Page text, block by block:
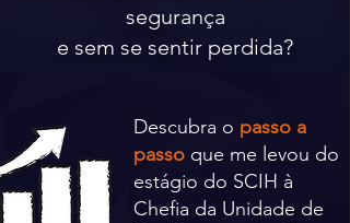
segurança
e sem se sentir perdida?
Descubra o passo a
passo que me levou do
estágio do SCIH à
Chefia da Unidade de